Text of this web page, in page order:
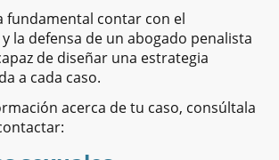
fundamental contar con el
la defensa de un abogado penalista
de diseñar una estrategia
a cada caso.
acerca de tu caso, consúltala